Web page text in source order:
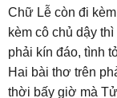
Chữ Lễ còn đi
kèm cô chủ dậy
phải kín đáo, tình
Hai bài thơ trên
thời bấy giờ mà